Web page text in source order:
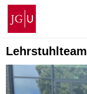
Zum
Inhalt
springen
Johannes
Gutenberg-
Universität
Mainz
Lehrstuhlteam